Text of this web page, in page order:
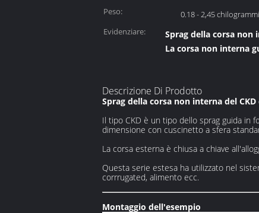
Peso:
0.18 - 2,45 chilogrammi
Evidenziare:
Sprag della corsa non
La corsa non interna
Descrizione Di Prodotto
Sprag della corsa non interna del
Il tipo CKD è un tipo dello sprag guida in
dimensione con cuscinetto a sfera
La corsa esterna è chiusa a chiave
Questa serie estesa ha utilizzato nel
corrrugated, alimento ecc.
Montaggio dell'esempio